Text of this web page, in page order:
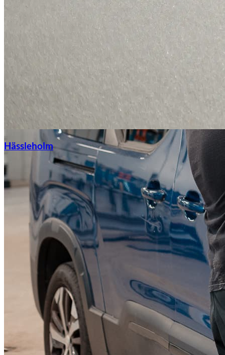
KGM Pickups
Fordonstyp
Hässleholm